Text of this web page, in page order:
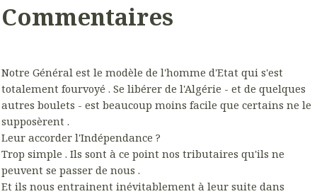
Commentaires
Notre Général est le modèle de l'homme d'Etat qui s'est
totalement fourvoyé . Se libérer de l'Algérie - et de quelques
autres boulets - est beaucoup moins facile que certains ne le
supposèrent .
Leur accorder l'Indépendance ?
Trop simple . Ils sont à ce point nos tributaires qu'ils ne
peuvent se passer de nous .
Et ils nous entrainent inévitablement à leur suite dans